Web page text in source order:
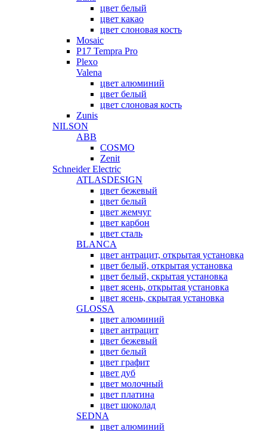
цвет белый
цвет какао
цвет слоновая кость
Mosaic
P17 Tempra Pro
Plexo
Valena
цвет алюминий
цвет белый
цвет слоновая кость
Zunis
NILSON
ABB
COSMO
Zenit
Schneider Electric
ATLASDESIGN
цвет бежевый
цвет белый
цвет жемчуг
цвет карбон
цвет сталь
BLANCA
цвет антрацит, открытая установка
цвет белый, открытая установка
цвет белый, скрытая установка
цвет ясень, открытая установка
цвет ясень, скрытая установка
GLOSSA
цвет алюминий
цвет антрацит
цвет бежевый
цвет белый
цвет графит
цвет дуб
цвет молочный
цвет платина
цвет шоколад
SEDNA
цвет алюминий